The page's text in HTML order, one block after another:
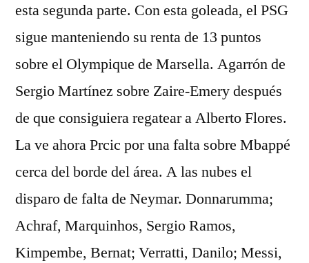
esta segunda parte. Con esta goleada, el PSG
sigue manteniendo su renta de 13 puntos
sobre el Olympique de Marsella. Agarrón de
Sergio Martínez sobre Zaire-Emery después
de que consiguiera regatear a Alberto Flores.
La ve ahora Prcic por una falta sobre Mbappé
cerca del borde del área. A las nubes el
disparo de falta de Neymar. Donnarumma;
Achraf, Marquinhos, Sergio Ramos,
Kimpembe, Bernat; Verratti, Danilo; Messi,